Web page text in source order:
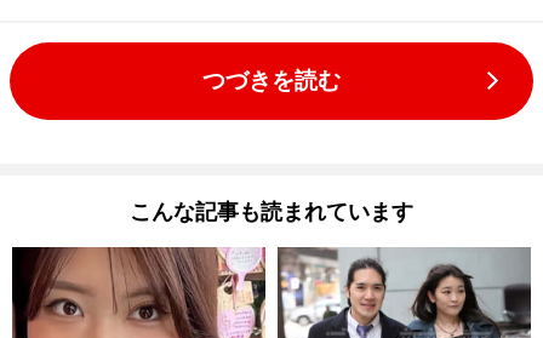
つづきを読む
こんな記事も読まれています